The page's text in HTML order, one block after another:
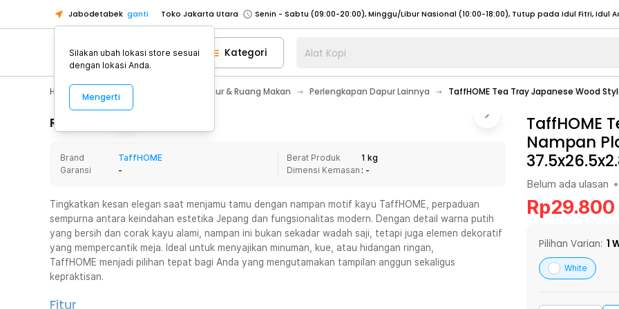
Jabodetabek ganti Toko Jakarta Utara
Toko Tangerang
Toko Cikupa
Pick n Go Jakarta Barat
Senin - Jumat (07:00 - 20:00), Sabtu - Minggu (08:00 - 20:00), Tutup pada Idul Fitri
Pick n Go Bekasi
Senin - Jumat (08:00 - 20:00), Sabtu - Minggu/ Libur Nasional (08:00 - 17:00) Selengkapnya
Senin - Jumat (08:00 - 20:00), Sabtu - Minggu/ Libur Nasional (08:00 - 17:00) Selengkapnya
Senin - Sabtu (09:00-20:00), Minggu/Libur Nasional (12:00-20:00), Tutup pada Idul Fitri
Toko Jakarta Barat
Senin - Sabtu (09:00-20:00), Minggu/Libur Nasional (12:00-20:00), Tutup pada Idul Fitri
Toko Tangerang
Toko Cikupa
Pick n Go Jakarta Barat
Senin - Jumat (07:00 - 20:00), Sabtu - Minggu (08:00 - 20:00), Tutup pada Idul Fitri
Pick n Go Bekasi
Senin - Jumat (08:00 - 20:00), Sabtu - Minggu/ Libur Nasional (08:00 - 17:00) Selengkapnya
Kategori Alat Kopi
Home Appliance Perlengkapan Dapur & Ruang Makan Perlengkapan Dapur Lainnya TaffHOME Tea Tray Japanese Wood
Rincian Produk
Brand
TaffHOME
Garansi
-
Berat Produk
1 kg
Dimensi Kemasan : -
Tingkatkan kesan elegan saat menjamu tamu dengan nampan motif kayu TaffHOME, perpaduan
sempurna antara keindahan estetika Jepang dan fungsionalitas modern. Dengan detail warna putih
yang bersih dan corak kayu alami, nampan ini bukan sekadar wadah saji, tetapi juga elemen dekoratif
yang mempercantik meja. Ideal untuk menyajikan minuman, kue, atau hidangan ringan,
TaffHOME menjadi pilihan tepat bagi Anda yang mengutamakan tampilan anggun sekaligus
kepraktisan.
Fitur
TaffHOME
Nampan
Belum ada ulasan •
Rp29.800
Pilihan Varian: 1
White
Silakan ubah lokasi store sesuai
dengan lokasi Anda.
Mengerti